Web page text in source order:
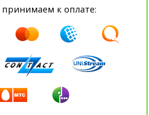
к оплате: